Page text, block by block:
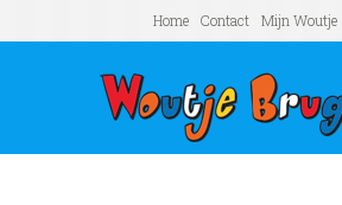
Home Contact Mijn Woutje